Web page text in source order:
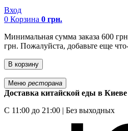
Вход
0 Корзина 0 грн.
Минимальная сумма заказа 600
грн. Пожалуйста, добавьте еще
В корзину
Меню ресторана
Доставка китайской еды в Киеве
С 11:00 до 21:00 | Без выходных